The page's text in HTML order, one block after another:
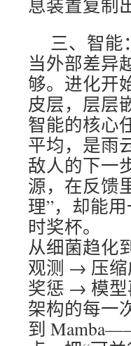
息装置复制
三、智能
当外部差异
够。进化开
皮层，层层
智能的核心
平均，是雨
敌人的下一
源，在反馈
理”，却能
时奖杯。
从细菌趋化
观测 → 压
奖惩 → 模型
架构的每一
到